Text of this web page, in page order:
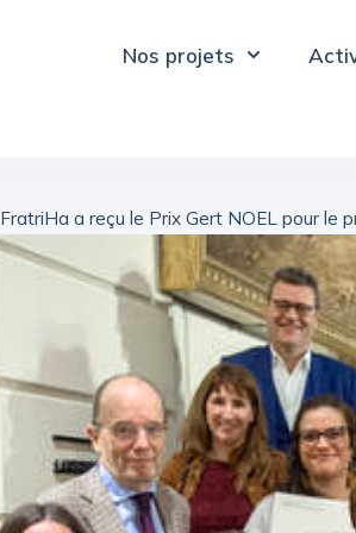
Nos projets
FratriHa a reçu le Prix Gert NOEL pour le